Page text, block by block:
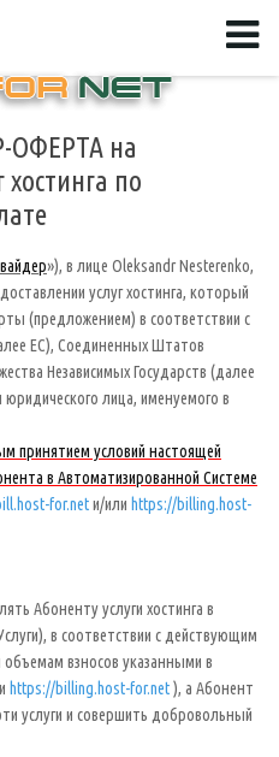
ОФЕРТА на
хостинга по
»), в лице Oleksandr Nesterenko,
услуг хостинга, который
(предложением) в соответствии с
ЕС), Соединенных Штатов
Независимых Государств (далее
лица, именуемого в
принятием условий настоящей
в Автоматизированной Системе
for.netи/или https://billing.host-
Абоненту услуги хостинга в
в соответствии с действующим
взносов указанными в
https://billing.host-for.net), а Абонент
услуги и совершить добровольный